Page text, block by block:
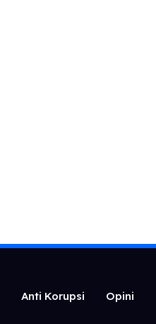
Anti Korupsi Opini